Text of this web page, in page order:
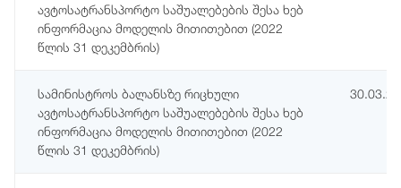
ავტოსატრანსპორტო საშუალებების შესა ხებ
ინფორმაცია მოდელის მითითებით (2022
წლის 31 დეკემბრის)
სამინისტროს ბალანსზე რიცხული
ავტოსატრანსპორტო საშუალებების შესა ხებ
ინფორმაცია მოდელის მითითებით (2022
წლის 31 დეკემბრის)